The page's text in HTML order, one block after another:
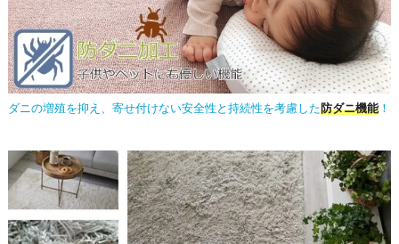
ダニの増殖を抑え、寄せ付けない安全性と持続性を考慮した防ダニ機能！